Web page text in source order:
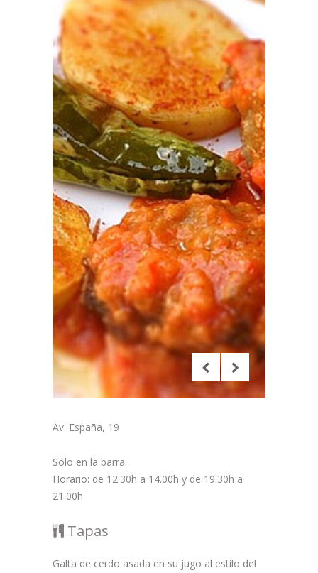
Prensa
Av. España, 19
Sólo en la barra.
Horario: de 12.30h a 14.00h y de 19.30h a
21.00h
Tapas
Galta de cerdo asada en su jugo al estilo del